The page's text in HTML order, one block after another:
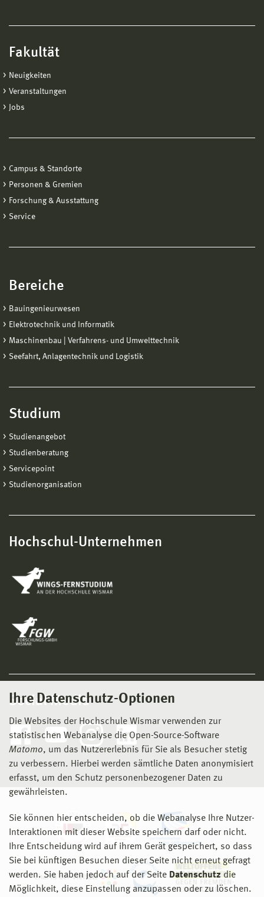
Ihre Datenschutz-Optionen
Die Websites der Hochschule Wismar verwenden zur
statistischen Webanalyse die Open-Source-Software
Matomo, um das Nutzererlebnis für Sie als Besucher stetig
zu verbessern. Hierbei werden sämtliche Daten anonymisiert
erfasst, um den Schutz personenbezogener Daten zu
gewährleisten.
Sie können hier entscheiden, ob die Webanalyse Ihre Nutzer-
Interaktionen mit dieser Website speichern darf oder nicht.
Ihre Entscheidung wird auf ihrem Gerät gespeichert, so dass
Sie bei künftigen Besuchen dieser Seite nicht erneut gefragt
werden. Sie haben jedoch auf der Seite Datenschutz die
Möglichkeit, diese Einstellung anzupassen oder zu löschen.
Fakultät
Neuigkeiten
Veranstaltungen
Jobs
Campus & Standorte
Personen & Gremien
Forschung & Ausstattung
Service
Bereiche
Bauingenieurwesen
Elektrotechnik und Informatik
Maschinenbau | Verfahrens- und Umwelttechnik
Seefahrt, Anlagentechnik und Logistik
Studium
Studienangebot
Studienberatung
Servicepoint
Studienorganisation
Hochschul-Unternehmen
Social Media